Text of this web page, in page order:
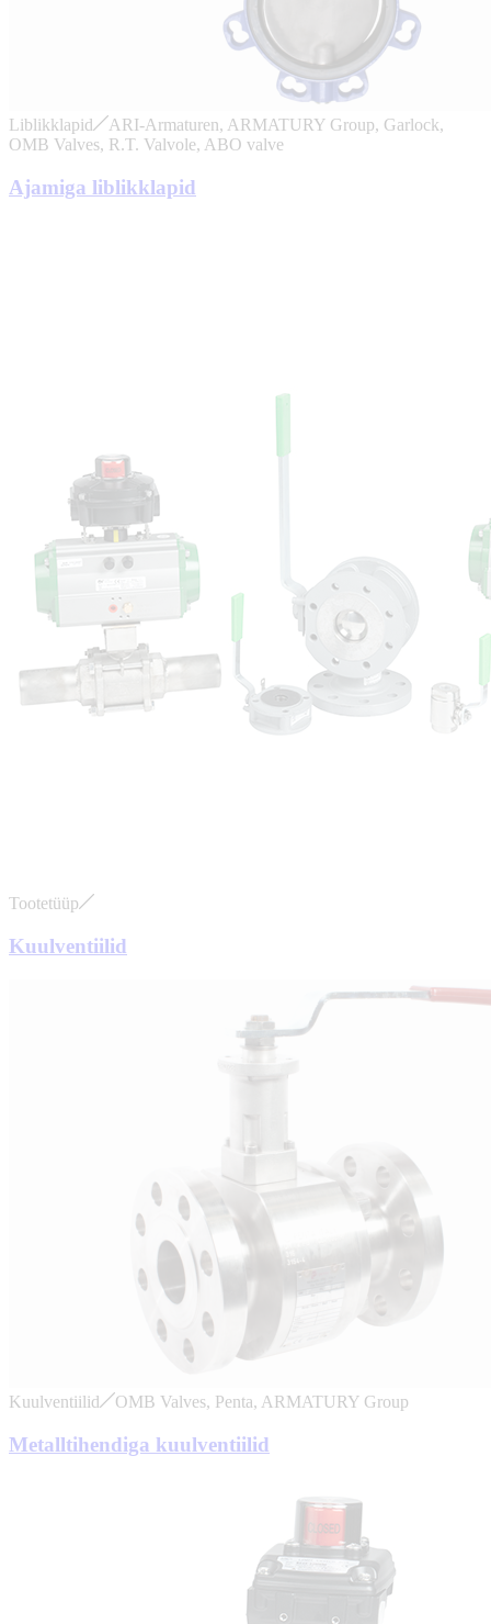
Liblikklapid
ARI-Armaturen, ARMATURY Group, Garlock,
OMB Valves, R.T. Valvole, ABO valve
Ajamiga liblikklapid
Tootetüüp
Kuulventiilid
Kuulventiilid OMB Valves, Penta, ARMATURY Group
Metalltihendiga kuulventiilid